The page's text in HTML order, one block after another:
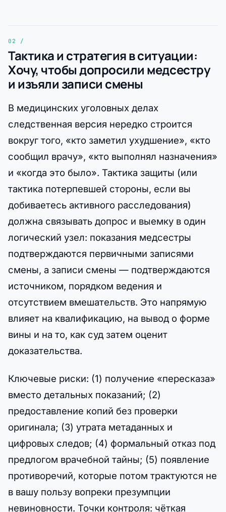
Тактика и стратегия в ситуации:
Хочу, чтобы допросили медсестру
и изъяли записи смены
В медицинских уголовных делах
следственная версия нередко строится
вокруг того, «кто заметил ухудшение», «кто
сообщил врачу», «кто выполнял назначения»
и «когда это было». Тактика защиты (или
тактика потерпевшей стороны, если вы
добиваетесь активного расследования)
должна связывать допрос и выемку в один
логический узел: показания медсестры
подтверждаются первичными записями
смены, а записи смены — подтверждаются
источником, порядком ведения и
отсутствием вмешательств. Это напрямую
влияет на квалификацию, на вывод о форме
вины и на то, как суд затем оценит
доказательства.
Ключевые риски: (1) получение «пересказа»
вместо детальных показаний; (2)
предоставление копий без проверки
оригинала; (3) утрата метаданных и
цифровых следов; (4) формальный отказ под
предлогом врачебной тайны; (5) появление
противоречий, которые потом трактуются не
в вашу пользу вопреки презумпции
невиновности. Точки контроля: чёткая